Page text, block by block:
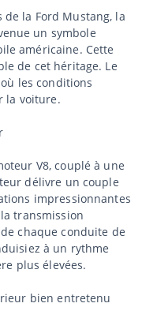
de la Ford Mustang, la
un symbole
américaine. Cette
de cet héritage. Le
les conditions
la voiture.
V8, couplé à une
délivre un couple
impressionnantes
transmission
chaque conduite de
à un rythme
plus élevées.
bien entretenu